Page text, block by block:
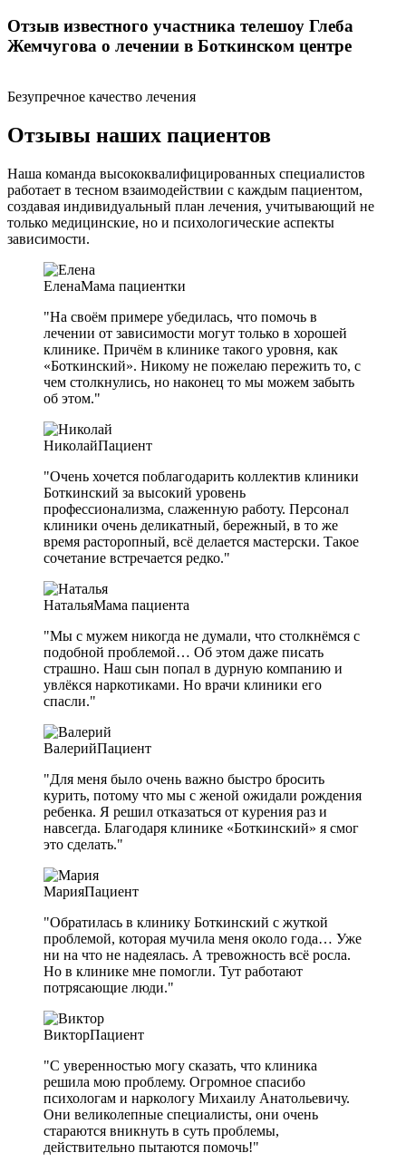
Отзыв известного участника телешоу Глеба
Жемчугова о лечении в Боткинском центре
Безупречное качество лечения
Отзывы наших пациентов
Наша команда высококвалифицированных специалистов
работает в тесном взаимодействии с каждым пациентом,
создавая индивидуальный план лечения, учитывающий не
только медицинские, но и психологические аспекты
зависимости.
ЕленаМама пациентки
"На своём примере убедилась, что помочь в
лечении от зависимости могут только в хорошей
клинике. Причём в клинике такого уровня, как
«Боткинский». Никому не пожелаю пережить то, с
чем столкнулись, но наконец то мы можем забыть
об этом."
НиколайПациент
"Очень хочется поблагодарить коллектив клиники
Боткинский за высокий уровень
профессионализма, слаженную работу. Персонал
клиники очень деликатный, бережный, в то же
время расторопный, всё делается мастерски. Такое
сочетание встречается редко."
НатальяМама пациента
"Мы с мужем никогда не думали, что столкнёмся с
подобной проблемой… Об этом даже писать
страшно. Наш сын попал в дурную компанию и
увлёкся наркотиками. Но врачи клиники его
спасли."
ВалерийПациент
"Для меня было очень важно быстро бросить
курить, потому что мы с женой ожидали рождения
ребенка. Я решил отказаться от курения раз и
навсегда. Благодаря клинике «Боткинский» я смог
это сделать."
МарияПациент
"Обратилась в клинику Боткинский с жуткой
проблемой, которая мучила меня около года… Уже
ни на что не надеялась. А тревожность всё росла.
Но в клинике мне помогли. Тут работают
потрясающие люди."
ВикторПациент
"С уверенностью могу сказать, что клиника
решила мою проблему. Огромное спасибо
психологам и наркологу Михаилу Анатольевичу.
Они великолепные специалисты, они очень
стараются вникнуть в суть проблемы,
действительно пытаются помочь!"